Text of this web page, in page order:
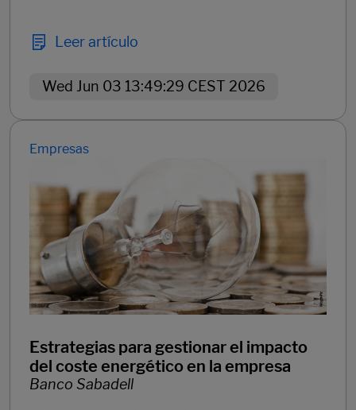
Leer artículo
Wed Jun 03 13:49:29 CEST 2026
Empresas
Estrategias para gestionar el impacto
del coste energético en la empresa
Banco Sabadell